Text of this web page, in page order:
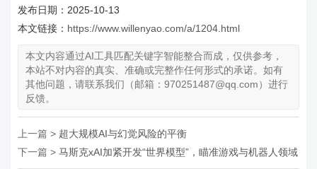
发布日期：2025-10-13
本文链接： https://www.willenyao.com/a/1204.html
本文内容通过AI工具匹配关键字智能整合而成，仅供参考，
本站不对内容的真实、准确或完整作任何形式的承诺。如有
其他问题，请联系我们（邮箱：970251487@qq.com）进行
反馈。
上一篇 > 超大规模AI与幻觉风险的平衡
下一篇 > 马斯克xAI加紧开发“世界模型”，瞄准游戏与机器人领域